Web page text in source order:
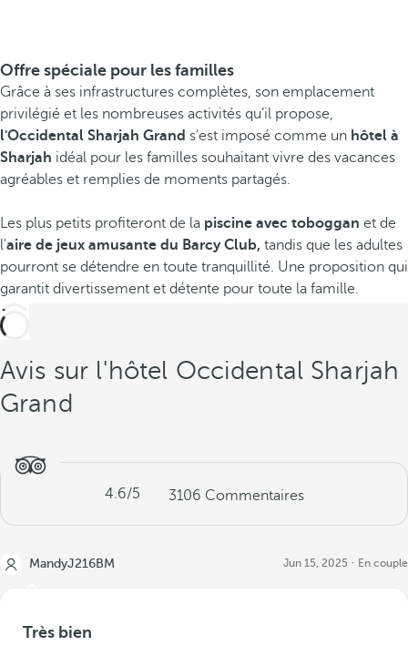
Offre spéciale pour les familles
Grâce à ses infrastructures complètes, son emplacement
privilégié et les nombreuses activités qu’il propose,
l'Occidental Sharjah Grand s'est imposé comme un hôtel à
Sharjah idéal pour les familles souhaitant vivre des vacances
agréables et remplies de moments partagés.
Les plus petits profiteront de la piscine avec toboggan et de
l'aire de jeux amusante du Barcy Club, tandis que les adultes
pourront se détendre en toute tranquillité. Une proposition qui
garantit divertissement et détente pour toute la famille.
Avis sur l'hôtel Occidental Sharjah
Grand
4.6/5 3106 Commentaires
MandyJ216BM Jun 15, 2025 En couple
Très bien